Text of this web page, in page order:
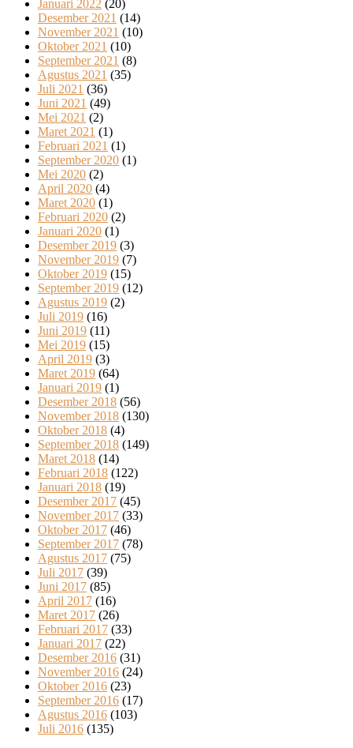
Januari 2022 (20)
Desember 2021 (14)
November 2021 (10)
Oktober 2021 (10)
September 2021 (8)
Agustus 2021 (35)
Juli 2021 (36)
Juni 2021 (49)
Mei 2021 (2)
Maret 2021 (1)
Februari 2021 (1)
September 2020 (1)
Mei 2020 (2)
April 2020 (4)
Maret 2020 (1)
Februari 2020 (2)
Januari 2020 (1)
Desember 2019 (3)
November 2019 (7)
Oktober 2019 (15)
September 2019 (12)
Agustus 2019 (2)
Juli 2019 (16)
Juni 2019 (11)
Mei 2019 (15)
April 2019 (3)
Maret 2019 (64)
Januari 2019 (1)
Desember 2018 (56)
November 2018 (130)
Oktober 2018 (4)
September 2018 (149)
Maret 2018 (14)
Februari 2018 (122)
Januari 2018 (19)
Desember 2017 (45)
November 2017 (33)
Oktober 2017 (46)
September 2017 (78)
Agustus 2017 (75)
Juli 2017 (39)
Juni 2017 (85)
April 2017 (16)
Maret 2017 (26)
Februari 2017 (33)
Januari 2017 (22)
Desember 2016 (31)
November 2016 (24)
Oktober 2016 (23)
September 2016 (17)
Agustus 2016 (103)
Juli 2016 (135)